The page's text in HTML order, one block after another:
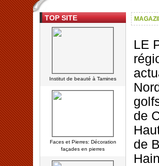
TOP SITE
Institut de beauté à Tamines
Faces et Pierres: Décoration
façades en pierres
LE
de
de